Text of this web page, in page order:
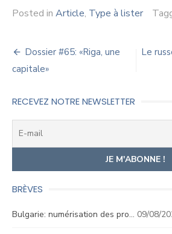
Posted in Article, Type à lister
Navigation
de
l’article
Dossier #65: «Riga, une
capitale»
Le
RECEVEZ NOTRE NEWSLETTER
BRÈVES
Bulgarie: numérisation des pro… 09/08/